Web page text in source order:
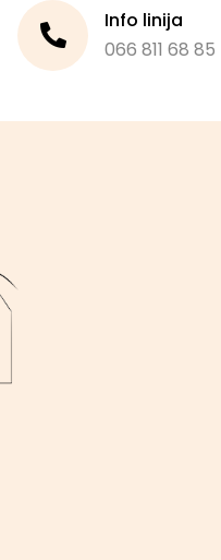
Info linija
066 811 68 85